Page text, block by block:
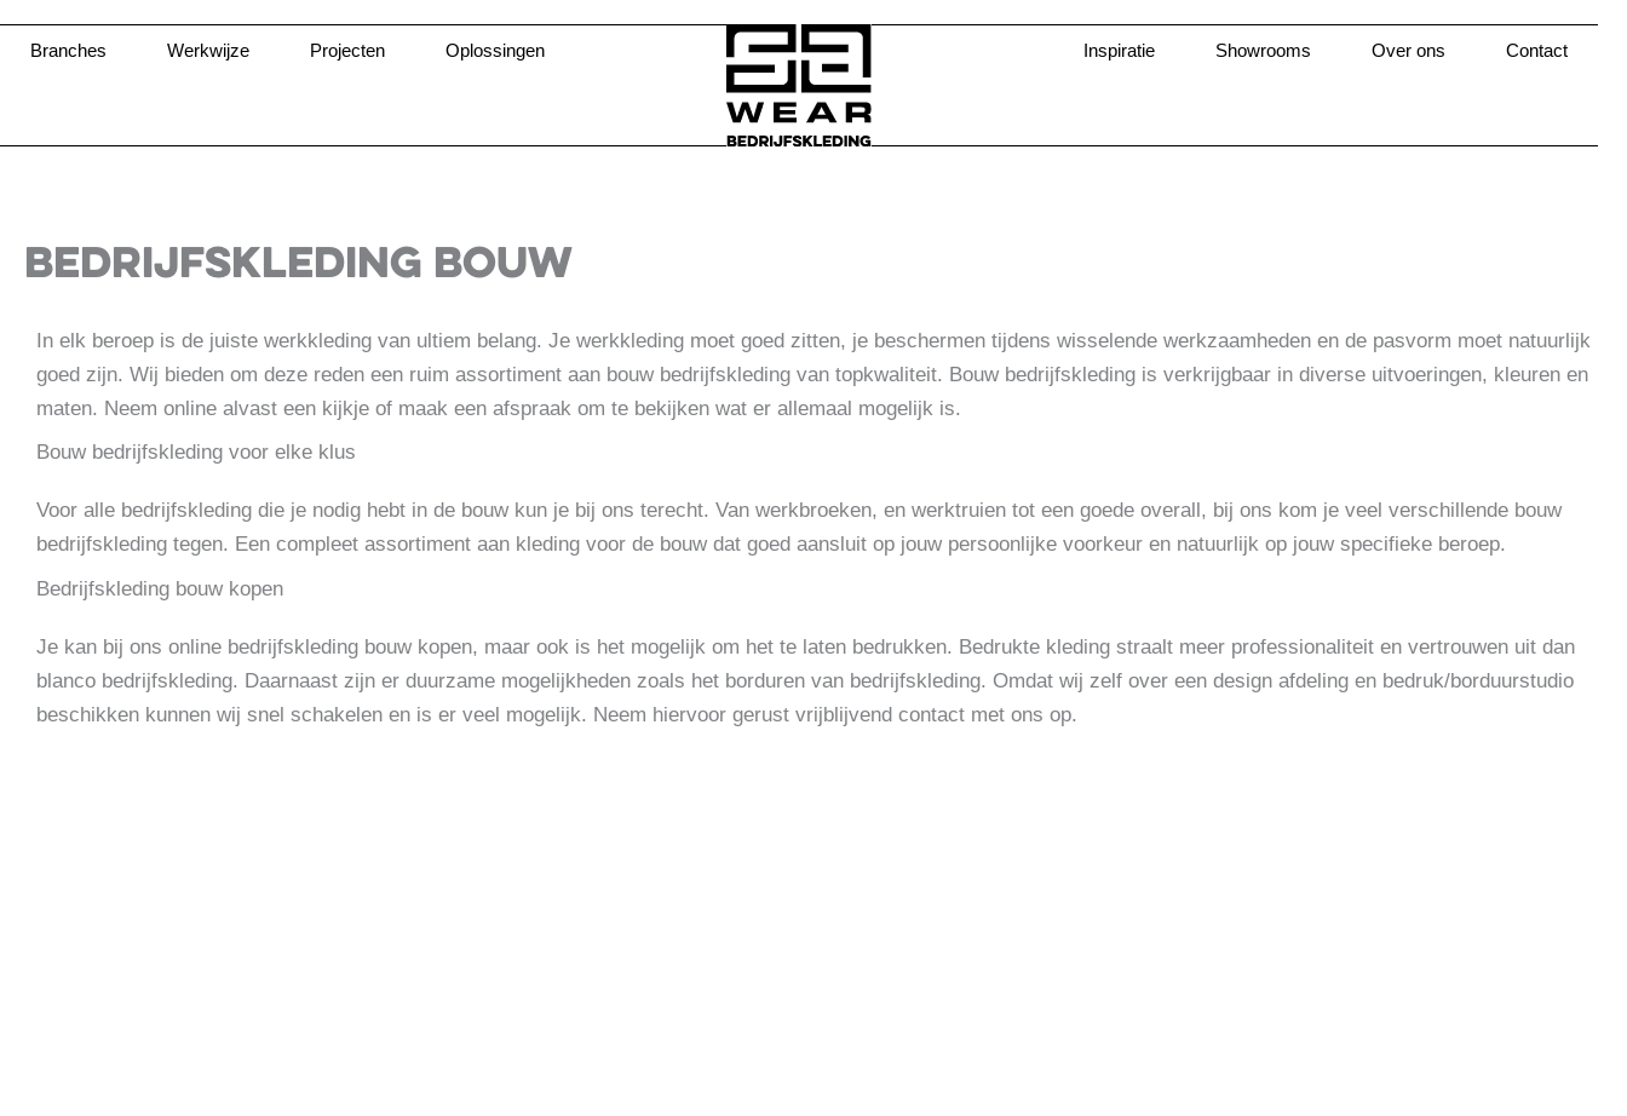
naarBranches Werkwijze Projecten Oplossingen Inspiratie Showrooms Over ons Contact
BEDRIJFSKLEDING BOUW
In elk beroep is de juiste werkkleding van ultiem belang. Je werkkleding moet goed zitten, je beschermen tijdens wisselende werkzaamheden en de pasvorm moet natuurlijk
goed zijn. Wij bieden om deze reden een ruim assortiment aan bouw bedrijfskleding van topkwaliteit. Bouw bedrijfskleding is verkrijgbaar in diverse uitvoeringen, kleuren en
maten. Neem online alvast een kijkje of maak een afspraak om te bekijken wat er allemaal mogelijk is.
Bouw bedrijfskleding voor elke klus
Voor alle bedrijfskleding die je nodig hebt in de bouw kun je bij ons terecht. Van werkbroeken, en werktruien tot een goede overall, bij ons kom je veel verschillende bouw
bedrijfskleding tegen. Een compleet assortiment aan kleding voor de bouw dat goed aansluit op jouw persoonlijke voorkeur en natuurlijk op jouw specifieke beroep.
Bedrijfskleding bouw kopen
Je kan bij ons online bedrijfskleding bouw kopen, maar ook is het mogelijk om het te laten bedrukken. Bedrukte kleding straalt meer professionaliteit en vertrouwen uit dan
blanco bedrijfskleding. Daarnaast zijn er duurzame mogelijkheden zoals het borduren van bedrijfskleding. Omdat wij zelf over een design afdeling en bedruk/borduurstudio
beschikken kunnen wij snel schakelen en is er veel mogelijk. Neem hiervoor gerust vrijblijvend contact met ons op.